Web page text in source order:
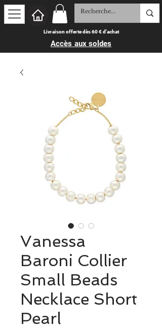
Livraison offerte dès 60 € d'achat
Accès aux soldes
Vanessa
Baroni Collier
Small Beads
Necklace Short
Pearl